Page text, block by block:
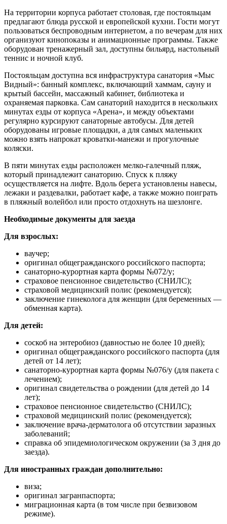
На территории корпуса работает столовая, где постояльцам
предлагают блюда русской и европейской кухни. Гости могут
пользоваться беспроводным интернетом, а по вечерам для них
организуют кинопоказы и анимационные программы. Также
оборудован тренажерный зал, доступны бильярд, настольный
теннис и ночной клуб.
Постояльцам доступна вся инфраструктура санатория «Мыс
Видный»: банный комплекс, включающий хаммам, сауну и
крытый бассейн, массажный кабинет, библиотека и
охраняемая парковка. Сам санаторий находится в нескольких
минутах езды от корпуса «Арена», и между объектами
регулярно курсируют санаторные автобусы. Для детей
оборудованы игровые площадки, а для самых маленьких
можно взять напрокат кроватки-манежи и прогулочные
коляски.
В пяти минутах езды расположен мелко-галечный пляж,
который принадлежит санаторию. Спуск к пляжу
осуществляется на лифте. Вдоль берега установлены навесы,
лежаки и раздевалки, работает кафе, а также можно поиграть
в пляжный волейбол или просто отдохнуть на шезлонге.
Необходимые документы для заезда
Для взрослых:
ваучер;
оригинал общегражданского российского паспорта;
санаторно-курортная карта формы №072/у;
страховое пенсионное свидетельство (СНИЛС);
страховой медицинский полис (рекомендуется);
заключение гинеколога для женщин (для беременных —
обменная карта).
Для детей:
соскоб на энтеробиоз (давностью не более 10 дней);
оригинал общегражданского российского паспорта (для
детей от 14 лет);
санаторно-курортная карта формы №076/у (для пакета с
лечением);
оригинал свидетельства о рождении (для детей до 14
лет);
страховое пенсионное свидетельство (СНИЛС);
страховой медицинский полис (рекомендуется);
заключение врача-дерматолога об отсутствии заразных
заболеваний;
справка об эпидемиологическом окружении (за 3 дня до
заезда).
Для иностранных граждан дополнительно:
виза;
оригинал загранпаспорта;
миграционная карта (в том числе при безвизовом
режиме).